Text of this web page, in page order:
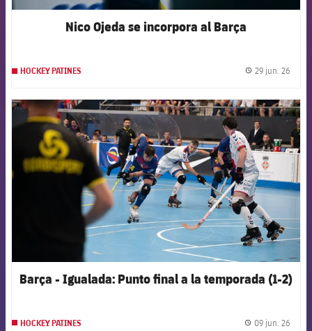
Nico Ojeda se incorpora al Barça
HOCKEY PATINES 29 jun. 26
FCB Barcelona badge
Barça - Igualada: Punto final a la temporada (1-2)
HOCKEY PATINES 09 jun. 26